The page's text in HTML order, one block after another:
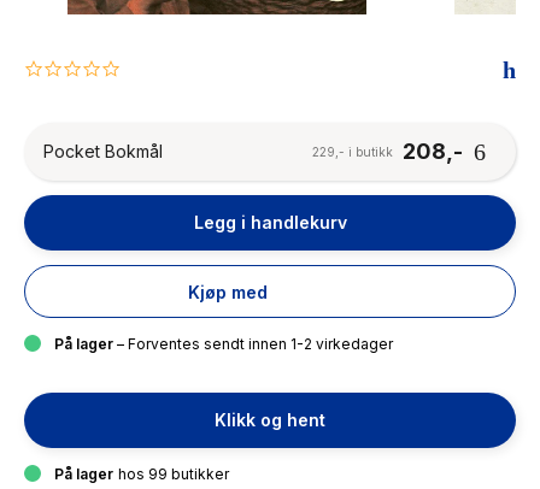
0.0
Pocket Bokmål
208,-
229,- i butikk
Legg i handlekurv
Kjøp med
På lager – Forventes sendt innen 1-2 virkedager
Klikk og hent
På lager hos 99 butikker